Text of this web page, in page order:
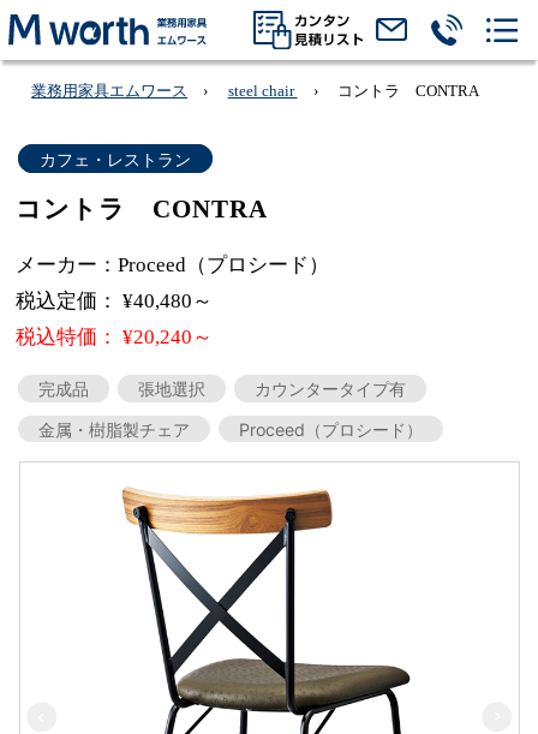
業務用家具エムワース steel chair コントラ CONTRA
カフェ・レストラン
コントラ CONTRA
メーカー：Proceed（プロシード）
税込定価： ¥40,480～
税込特価： ¥20,240～
完成品 張地選択
カウンタータイプ有
金属・樹脂製チェア
Proceed（プロシード）